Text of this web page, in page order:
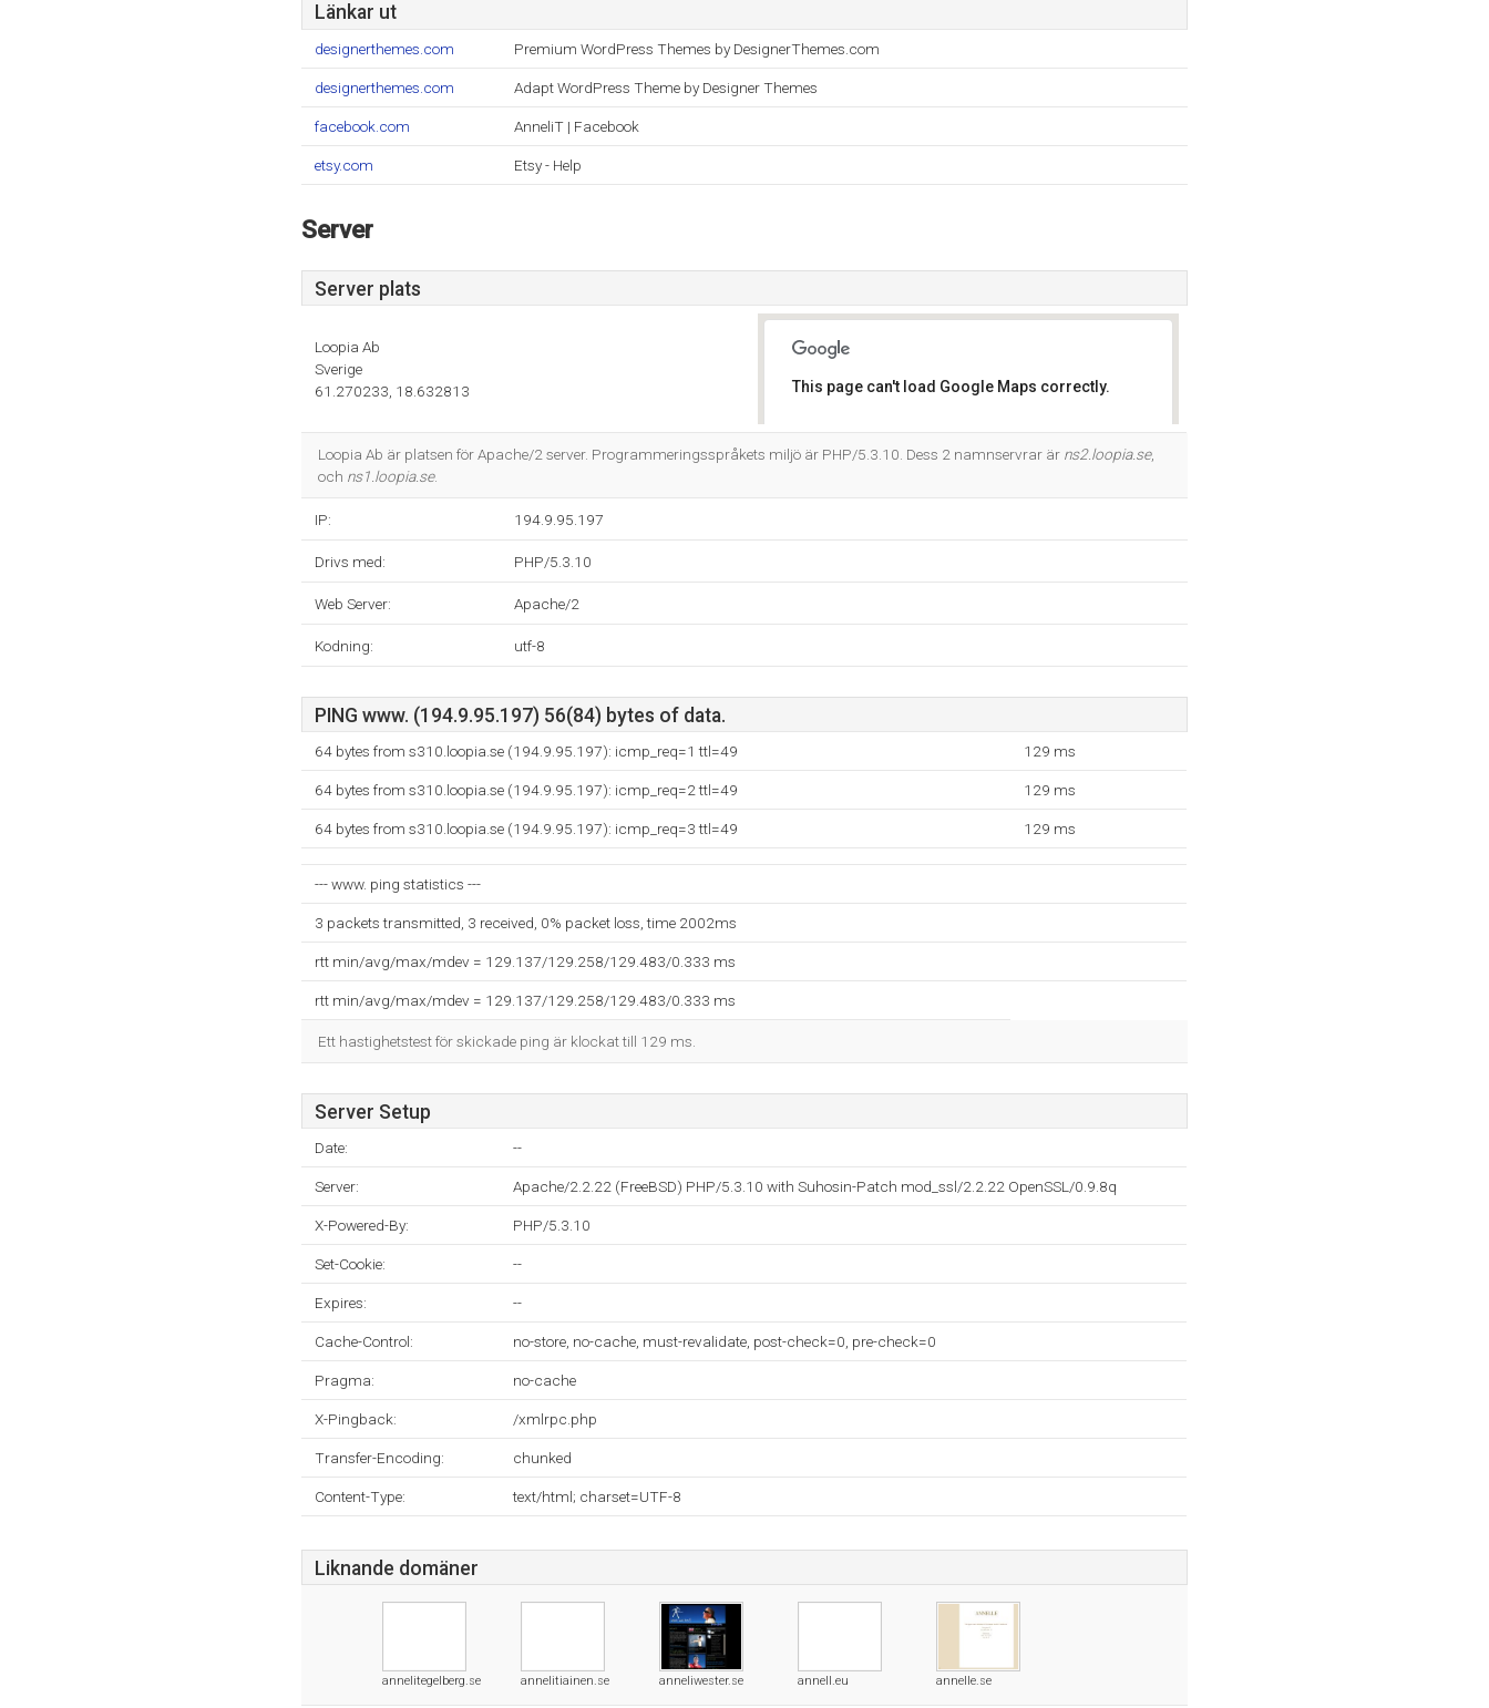
Länkar ut
designerthemes.com Premium WordPress Themes by DesignerThemes.com
designerthemes.com Adapt WordPress Theme by Designer Themes
facebook.com AnneliT | Facebook
etsy.com Etsy - Help
Server
Server plats
Loopia Ab
Sverige
61.270233, 18.632813
This page can't load Google Maps correctly.
Loopia Ab är platsen för Apache/2 server. Programmeringsspråkets miljö är PHP/5.3.10. Dess 2 namnservrar är ns2.loopia.se,
och ns1.loopia.se.
IP: 194.9.95.197
Drivs med: PHP/5.3.10
Web Server: Apache/2
Kodning: utf-8
PING www. (194.9.95.197) 56(84) bytes of data.
64 bytes from s310.loopia.se (194.9.95.197): icmp_req=1 ttl=49 129 ms
64 bytes from s310.loopia.se (194.9.95.197): icmp_req=2 ttl=49 129 ms
64 bytes from s310.loopia.se (194.9.95.197): icmp_req=3 ttl=49 129 ms
--- www. ping statistics ---
3 packets transmitted, 3 received, 0% packet loss, time 2002ms
rtt min/avg/max/mdev = 129.137/129.258/129.483/0.333 ms
rtt min/avg/max/mdev = 129.137/129.258/129.483/0.333 ms
Ett hastighetstest för skickade ping är klockat till 129 ms.
Server Setup
Date: --
Server: Apache/2.2.22 (FreeBSD) PHP/5.3.10 with Suhosin-Patch mod_ssl/2.2.22 OpenSSL/0.9.8q
X-Powered-By: PHP/5.3.10
Set-Cookie: --
Expires: --
Cache-Control: no-store, no-cache, must-revalidate, post-check=0, pre-check=0
Pragma: no-cache
X-Pingback: /xmlrpc.php
Transfer-Encoding: chunked
Content-Type: text/html; charset=UTF-8
Liknande domäner
annelitegelberg.se annelitiainen.se anneliwester.se annell.eu annelle.se